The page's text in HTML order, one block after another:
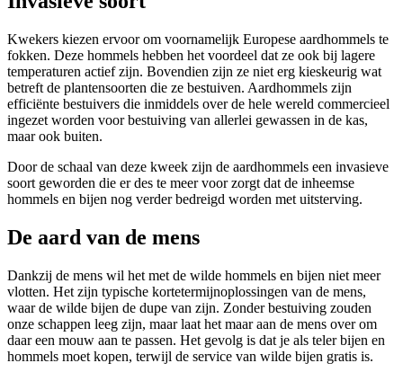
Kwekers kiezen ervoor om voornamelijk Europese aardhommels te
fokken. Deze hommels hebben het voordeel dat ze ook bij lagere
temperaturen actief zijn. Bovendien zijn ze niet erg kieskeurig wat
betreft de plantensoorten die ze bestuiven. Aardhommels zijn
efficiënte bestuivers die inmiddels over de hele wereld commercieel
ingezet worden voor bestuiving van allerlei gewassen in de kas,
maar ook buiten.
Door de schaal van deze kweek zijn de aardhommels een invasieve
soort geworden die er des te meer voor zorgt dat de inheemse
hommels en bijen nog verder bedreigd worden met uitsterving.
De aard van de mens
Dankzij de mens wil het met de wilde hommels en bijen niet meer
vlotten. Het zijn typische kortetermijnoplossingen van de mens,
waar de wilde bijen de dupe van zijn. Zonder bestuiving zouden
onze schappen leeg zijn, maar laat het maar aan de mens over om
daar een mouw aan te passen. Het gevolg is dat je als teler bijen en
hommels moet kopen, terwijl de service van wilde bijen gratis is.